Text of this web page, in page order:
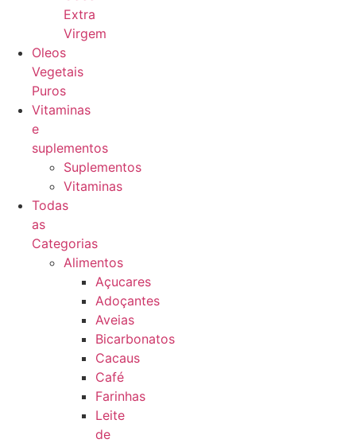
Extra
Virgem
Oleos
Vegetais
Puros
Vitaminas
e
suplementos
Suplementos
Vitaminas
Todas
as
Categorias
Alimentos
Açucares
Adoçantes
Aveias
Bicarbonatos
Cacaus
Café
Farinhas
Leite
de